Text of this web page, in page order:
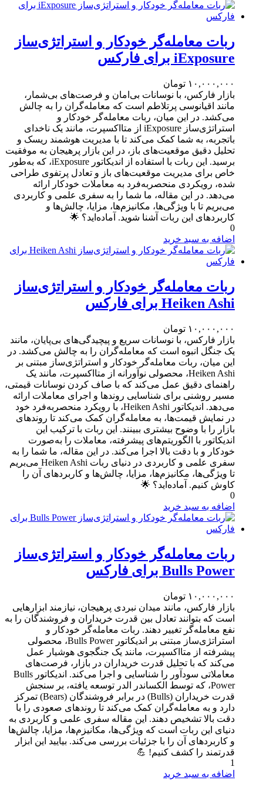
ربات معامله‌گر خودکار و استراتژی‌ساز
iExposure برای فارکس
۱۰,۰۰۰,۰۰۰ تومان
بازار فارکس، با نوسانات بی‌امان و فرصت‌های بی‌شمار،
مانند اقیانوسی پرتلاطم است که معامله‌گران را به چالش
می‌کشد. در این میان، ربات معامله‌گر خودکار و
استراتژی‌ساز iExposure از متااکسپرت، مانند یک ناخدای
باتجربه، به شما کمک می‌کند تا با مدیریت هوشمند ریسک و
تحلیل دقیق موقعیت‌های باز، در این بازار پرهیجان به موفقیت
برسید. این ربات با استفاده از اندیکاتور iExposure، که به‌طور
خاص برای مدیریت موقعیت‌های باز و تعادل پرتفوی طراحی
شده، رویکردی منحصربه‌فرد به معاملات خودکار ارائه
می‌دهد. در این مقاله، ما شما را به سفری علمی و کاربردی
می‌بریم تا با ویژگی‌ها، مکانیزم‌ها، مزایا، چالش‌ها و
کاربردهای این ربات آشنا شوید. آماده‌اید؟ 🌟
0
اضافه به سبد خرید
ربات معامله‌گر خودکار و استراتژی‌ساز
Heiken Ashi برای فارکس
۱۰,۰۰۰,۰۰۰ تومان
بازار فارکس، با نوسانات سریع و پیچیدگی‌های بی‌پایان، مانند
یک جنگل انبوه است که معامله‌گران را به چالش می‌کشد. در
این میان، ربات معامله‌گر خودکار و استراتژی‌ساز مبتنی بر
Heiken Ashi، محصولی نوآورانه از متااکسپرت، مانند یک
راهنمای دقیق عمل می‌کند که با صاف کردن نوسانات قیمتی،
مسیر روشنی برای شناسایی روندها و اجرای معاملات ارائه
می‌دهد. اندیکاتور Heiken Ashi، با رویکرد منحصربه‌فرد خود
در نمایش قیمت‌ها، به معامله‌گران کمک می‌کند تا روندهای
بازار را با وضوح بیشتری ببینند. این ربات با ترکیب این
اندیکاتور با الگوریتم‌های پیشرفته، معاملات را به‌صورت
خودکار و با دقت بالا اجرا می‌کند. در این مقاله، ما شما را به
سفری علمی و کاربردی در دنیای ربات Heiken Ashi می‌بریم
تا ویژگی‌ها، مکانیزم‌ها، مزایا، چالش‌ها و کاربردهای آن را
کاوش کنیم. آماده‌اید؟ 🌟
0
اضافه به سبد خرید
ربات معامله‌گر خودکار و استراتژی‌ساز
Bulls Power برای فارکس
۱۰,۰۰۰,۰۰۰ تومان
بازار فارکس، مانند میدان نبردی پرهیجان، نیازمند ابزارهایی
است که بتوانند تعادل بین قدرت خریداران و فروشندگان را به
نفع معامله‌گر تغییر دهند. ربات معامله‌گر خودکار و
استراتژی‌ساز مبتنی بر اندیکاتور Bulls Power، محصولی
پیشرفته از متااکسپرت، مانند یک جنگجوی هوشیار عمل
می‌کند که با تحلیل قدرت خریداران در بازار، فرصت‌های
معاملاتی سودآور را شناسایی و اجرا می‌کند. اندیکاتور Bulls
Power، که توسط الکساندر الدر توسعه یافته، بر سنجش
قدرت خریداران (Bulls) در برابر فروشندگان (Bears) تمرکز
دارد و به معامله‌گران کمک می‌کند تا روندهای صعودی را با
دقت بالا تشخیص دهند. این مقاله سفری علمی و کاربردی به
دنیای این ربات است که ویژگی‌ها، مکانیزم‌ها، مزایا، چالش‌ها
و کاربردهای آن را با جزئیات بررسی می‌کند. بیایید این ابزار
قدرتمند را کشف کنیم! 💪
1
اضافه به سبد خرید